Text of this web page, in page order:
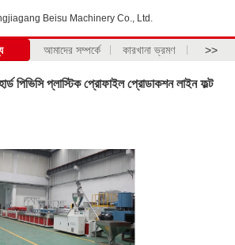
Beisu Machinery Co., Ltd.
আমাদের সম্পর্কে কারখানা ভ্রমণ >>
পিভিসি প্লাস্টিক প্রোফাইল প্রোডাকশন লাইন ফল্ট